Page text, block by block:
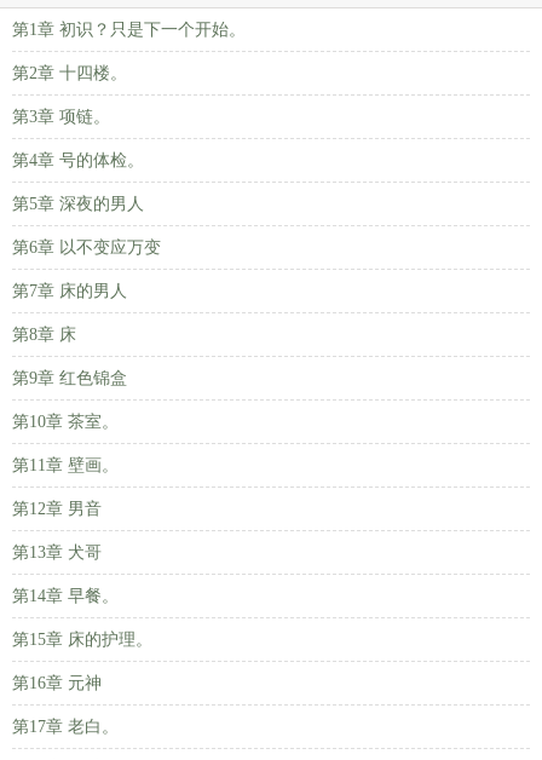
第1章 初识？只是下一个开始。
第2章 十四楼。
第3章 项链。
第4章 号的体检。
第5章 深夜的男人
第6章 以不变应万变
第7章 床的男人
第8章 床
第9章 红色锦盒
第10章 茶室。
第11章 壁画。
第12章 男音
第13章 犬哥
第14章 早餐。
第15章 床的护理。
第16章 元神
第17章 老白。